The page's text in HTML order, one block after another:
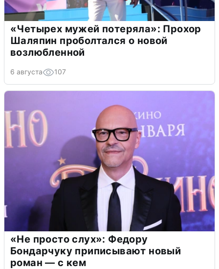
«Четырех мужей потеряла»: Прохор
Шаляпин проболтался о новой
возлюбленной
6 августа 107
«Не просто слух»: Федору
Бондарчуку приписывают новый
роман — с кем